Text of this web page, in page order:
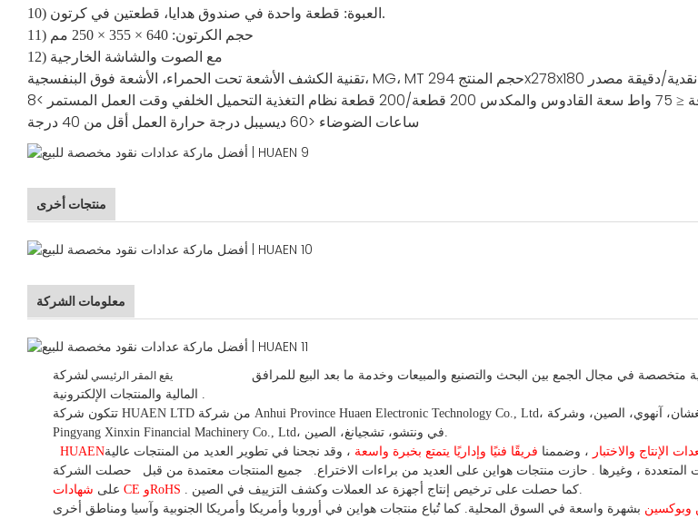
10) العبوة: قطعة واحدة في صندوق هدايا، قطعتين في كرتون.
11) حجم الكرتون: 640 × 355 × 250 مم
12) مع الصوت والشاشة الخارجية
تقنية الكشفالأشعة تحت الحمراء، الأشعة فوق البنفسجية، MG، MT حجم المنتج
مصدر
≤ 75 واط سعة القادوس والمكدس 200 قطعة/200 قطعة نظام التغذية التحميل الخلفي وقت العمل المستمر
>8
ساعات الضوضاء <60 ديسيبل درجة حرارة العمل أقل من 40 درجة
منتجات أخرى
معلومات الشركة
يقع المقر الرئيسي
متخصصة في مجال الجمع بين البحث والتصنيع والمبيعات وخدمة ما بعد البيع للمرافق
تتكون شركة HUAEN LTD من شركة Anhui Province Huaen Electronic Technology Co., Ltd، التي تقع في هوانغشان، آنهوي، الصين، وشركة Zhejiang Huaen Electronic Technology Co., Ltd، والتي كانت سلفها شركة
HUAEN
الإنتاج والاختبار ، وضممنا فريقًا فنيًا وإداريًا يتمتع بخبرة واسعة ، وقد نجحنا في تطوير
العديد من المنتجات عالية
المتعددة ، وغيرها . حازت منتجات هواين على العديد من براءات الاختراع. جميع المنتجات معتمدة من قبل
حصلت الشركة
على
شهادات CE وRoHS
وبوكسين بشهرة واسعة في السوق المحلية. كما